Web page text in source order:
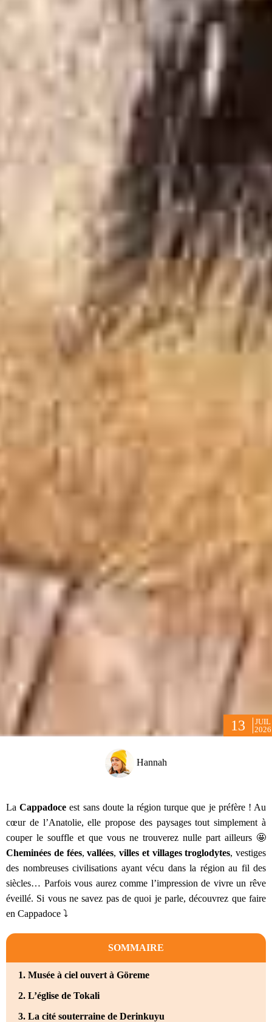
13
JUIL
2026
Hannah
LaCappadoce est sans doute la région turque que je préfère ! Au
cœur de l’Anatolie, elle propose des paysages tout simplement à
couper le souffle et que vous ne trouverez nulle part ailleurs 🤩
Cheminées de fées,vallées, villes et villages troglodytes, vestiges
des nombreuses civilisations ayant vécu dans la région au fil des
siècles… Parfois vous aurez comme l’impression de vivre un rêve
éveillé. Si vous ne savez pas de quoi je parle, découvrez que faire
en Cappadoce ⤵️
SOMMAIRE
1. Musée à ciel ouvert à Göreme
2. L’église de Tokali
3. La cité souterraine de Derinkuyu